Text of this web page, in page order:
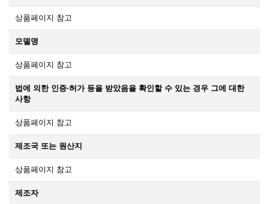
상품페이지 참고
모델명
상품페이지 참고
법에 의한 인증·허가 등을 받았음을 확인할 수 있는 경우 그에 대한
사항
상품페이지 참고
제조국 또는 원산지
상품페이지 참고
제조자